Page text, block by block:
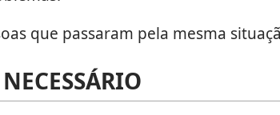
que passaram pela mesma